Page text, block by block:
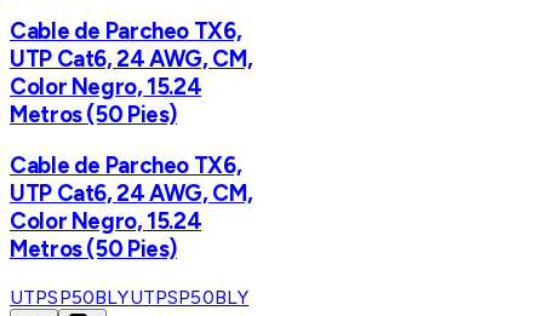
Cable de Parcheo TX6,
UTP Cat6, 24 AWG, CM,
Color Negro, 15.24
Metros (50 Pies)
Cable de Parcheo TX6,
UTP Cat6, 24 AWG, CM,
Color Negro, 15.24
Metros (50 Pies)
UTPSP50BLYUTPSP50BLY